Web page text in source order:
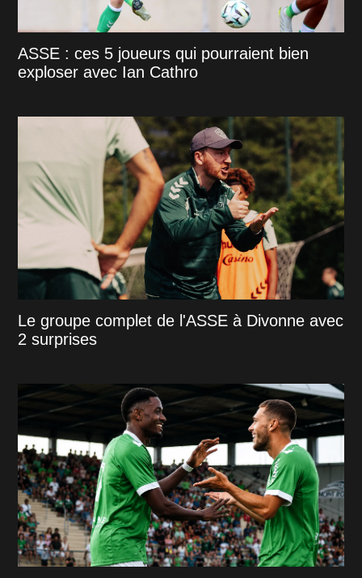
ASSE : ces 5 joueurs qui pourraient bien
exploser avec Ian Cathro
Le groupe complet de l'ASSE à Divonne avec
2 surprises